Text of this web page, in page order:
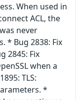
When used in
ACL, the
never
* Bug 2838: Fix
2845: Fix
when a
TLS:
*